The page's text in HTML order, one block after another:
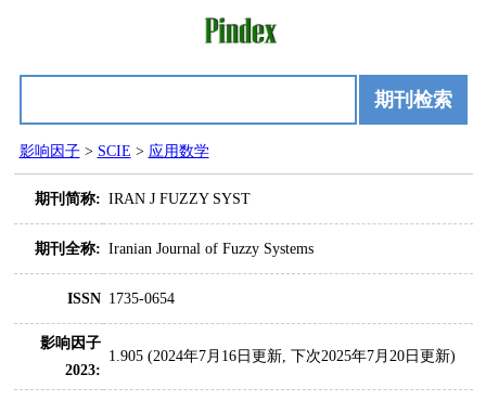
期刊检索
影响因子> SCIE > 应用数学
期刊简称: IRAN J FUZZY SYST
期刊全称: Iranian Journal of Fuzzy Systems
ISSN 1735-0654
影响因子
2023:
1.905 (2024年7月16日更新, 下次2025年7月20日更新)